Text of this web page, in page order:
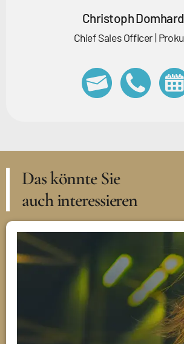
Christoph
Chief Sales Officer |
Das könnte Sie
auch interessieren